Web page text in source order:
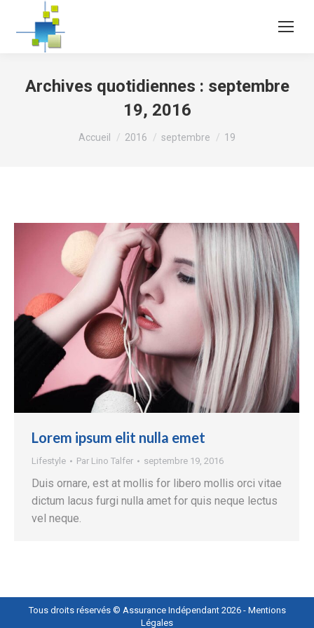
Archives quotidiennes : septembre
19, 2016
Vous êtes ici :
Accueil 2016 septembre 19
Lorem ipsum elit nulla emet
Lifestyle Par Lino Talfer septembre 19, 2016
Duis ornare, est at mollis for libero mollis orci vitae
dictum lacus furgi nulla amet for quis neque lectus
vel neque.
Tous droits réservés © Assurance Indépendant 2026 - Mentions
Légales